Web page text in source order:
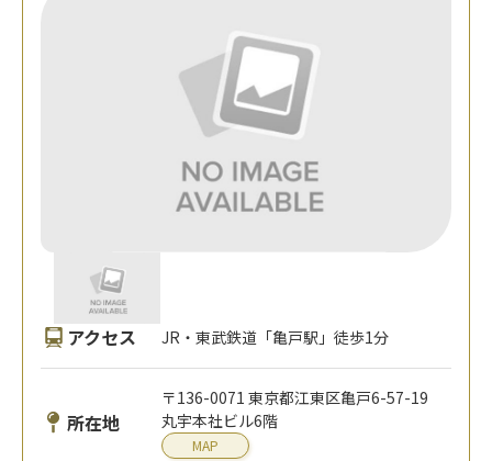
アクセス JR・東武鉄道「亀戸駅」徒歩1分
所在地
〒136-0071 東京都江東区亀戸6-57-19
丸宇本社ビル6階
MAP